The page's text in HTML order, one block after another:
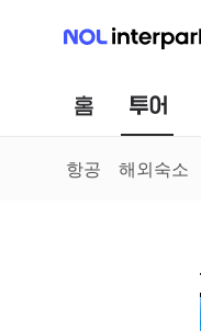
NOL 인터파크
홈 투어
항공 해외숙소